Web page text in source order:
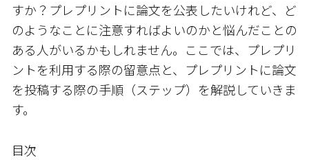
すか？プレプリントに論文を公表したいけれど、ど
のようなことに注意すればよいのかと悩んだことの
ある人がいるかもしれません。ここでは、プレプリ
ントを利用する際の留意点と、プレプリントに論文
を投稿する際の手順（ステップ）を解説していきま
す。
目次